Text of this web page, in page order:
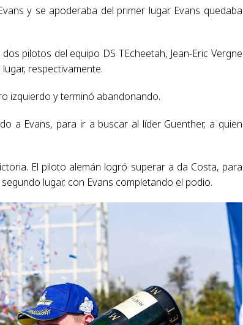
y se apoderaba del primer lugar. Evans quedaba
pilotos del equipo DS TEcheetah, Jean-Eric Vergne
respectivamente.
izquierdo y terminó abandonando.
a Evans, para ir a buscar al líder Guenther, a quien
El piloto alemán logró superar a da Costa, para
lugar, con Evans completando el podio.